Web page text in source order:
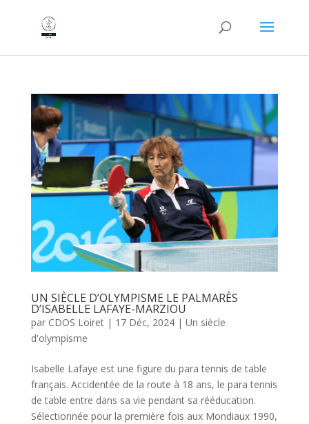
UN SIÈCLE D’OLYMPISME LE PALMARÈS
D’ISABELLE LAFAYE-MARZIOU
par CDOS Loiret| 17 Déc, 2024| Un siècle
d'olympisme
Isabelle Lafaye est une figure du para tennis de table
français. Accidentée de la route à 18 ans, le para tennis
de table entre dans sa vie pendant sa rééducation.
Sélectionnée pour la première fois aux Mondiaux 1990,